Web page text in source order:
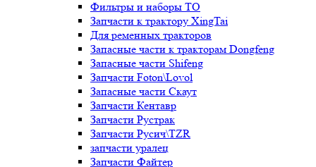
Фильтры и наборы ТО
Запчасти к трактору XingTai
Для ременных тракторов
Запасные части к тракторам Dongfeng
Запасные части Shifeng
Запчасти Foton\Lovol
Запасные части Скаут
Запчасти Кентавр
Запчасти Рустрак
Запчасти Русич\TZR
запчасти уралец
Запчасти Файтер